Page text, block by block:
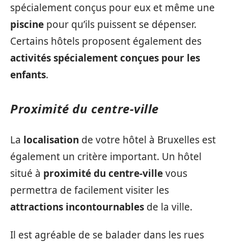
spécialement conçus pour eux et même une
piscine pour qu’ils puissent se dépenser.
Certains hôtels proposent également des
activités spécialement conçues pour les
enfants.
Proximité du centre-ville
La localisation de votre hôtel à Bruxelles est
également un critère important. Un hôtel
situé à proximité du centre-villevous
permettra de facilement visiter les
attractions incontournables de la ville.
Il est agréable de se balader dans les rues